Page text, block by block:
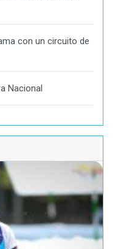
con un circuito de
Nacional